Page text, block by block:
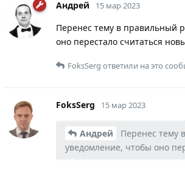
Андрей 15 мар 2023
Перенес тему в правильный
оно перестало считаться
FoksSerg ответили на это
FoksSerg 15 мар 2023
Андрей
Перенес тему
уведомление, чтобы оно